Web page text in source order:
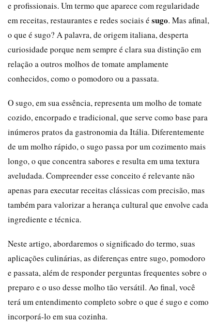
e profissionais. Um termo que aparece com regularidade
em receitas, restaurantes e redes sociais é sugo. Mas afinal,
o que é sugo? A palavra, de origem italiana, desperta
curiosidade porque nem sempre é clara sua distinção em
relação a outros molhos de tomate amplamente
conhecidos, como o pomodoro ou a passata.
O sugo, em sua essência, representa um molho de tomate
cozido, encorpado e tradicional, que serve como base para
inúmeros pratos da gastronomia da Itália. Diferentemente
de um molho rápido, o sugo passa por um cozimento mais
longo, o que concentra sabores e resulta em uma textura
aveludada. Compreender esse conceito é relevante não
apenas para executar receitas clássicas com precisão, mas
também para valorizar a herança cultural que envolve cada
ingrediente e técnica.
Neste artigo, abordaremos o significado do termo, suas
aplicações culinárias, as diferenças entre sugo, pomodoro
e passata, além de responder perguntas frequentes sobre o
preparo e o uso desse molho tão versátil. Ao final, você
terá um entendimento completo sobre o que é sugo e como
incorporá-lo em sua cozinha.